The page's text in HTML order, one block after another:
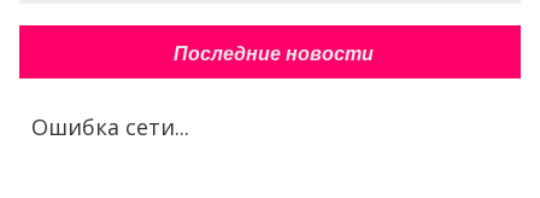
Последние новости
Ошибка сети...